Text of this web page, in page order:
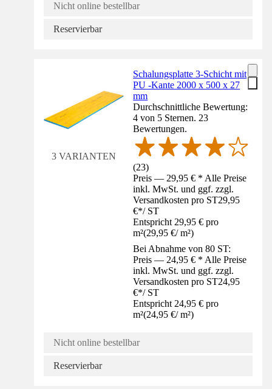
Nicht online bestellbar
Reservierbar
3 VARIANTEN
Schalungsplatte 3-Schicht mit
PU -Kante 2000 x 500 x 27
mm
Durchschnittliche Bewertung:
4 von 5 Sternen. 23
Bewertungen.
(23)
Preis — 29,95 € * Alle Preise
inkl. MwSt. und ggf. zzgl.
Versandkosten pro ST29,95
€*/ ST
Entspricht 29,95 € pro
m²(29,95 €/ m²)
Bei Abnahme von 80 ST:
Preis — 24,95 € * Alle Preise
inkl. MwSt. und ggf. zzgl.
Versandkosten pro ST24,95
€*/ ST
Entspricht 24,95 € pro
m²(24,95 €/ m²)
Nicht online bestellbar
Reservierbar